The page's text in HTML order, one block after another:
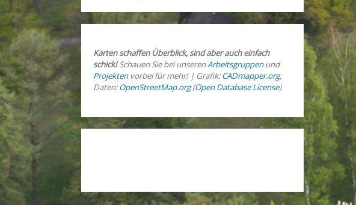
Karten schaffen Überblick, sind aber auch einfach
schick!Schauen Sie bei unserenArbeitsgruppenund
Projektenvorbei für mehr! | Grafik:CADmapper.org,
Daten:OpenStreetMap.org(Open Database License)